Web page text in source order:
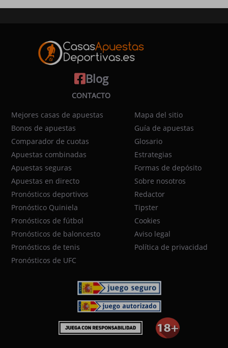
Blog
CONTACTO
Mejores casas de apuestas
Bonos de apuestas
Comparador de cuotas
Apuestas combinadas
Apuestas seguras
Apuestas en directo
Pronósticos deportivos
Pronóstico Quiniela
Pronósticos de fútbol
Pronósticos de baloncesto
Pronósticos de tenis
Pronósticos de UFC
Mapa del sitio
Guía de apuestas
Glosario
Estrategias
Formas de depósito
Sobre nosotros
Redactor
Tipster
Cookies
Aviso legal
Política de privacidad